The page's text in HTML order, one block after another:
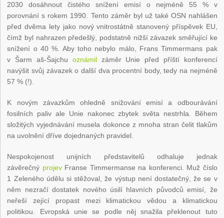
2030 dosáhnout čistého snížení emisí o nejméně 55 % v
porovnání s rokem 1990. Tento záměr byl už také OSN nahlášen
před dvěma lety jako nový vnitrostátně stanovený příspěvek EU,
čímž byl nahrazen předešlý, podstatně nižší závazek směřující ke
snížení o 40 %. Aby toho nebylo málo, Frans Timmermans pak
v Šarm aš-Šajchu oznámilzáměr Unie před příští konferencí
navýšit svůj závazek o další dva procentní body, tedy na nejméně
57 % (!).
K novým závazkům ohledně snižování emisí a odbourávání
fosilních paliv ale Unie nakonec zbytek světa nestrhla. Během
složitých vyjednávání musela dokonce z mnoha stran čelit tlakům
na uvolnění dříve dojednaných pravidel.
Nespokojenost unijních představitelů odhaluje jednak
závěrečný projevFranse Timmermanse na konferenci. Muž číslo
1 Zeleného údělu si stěžoval, že výstup není dostatečný, že se v
něm nezračí dostatek nového úsilí hlavních původců emisí, že
neřeší zející propast mezi klimatickou vědou a klimatickou
politikou. Evropská unie se podle něj snažila překlenout tuto